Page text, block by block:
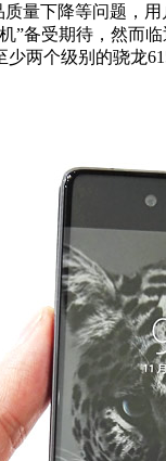
量下降等问题，
备受期待，然而
两个级别的骁龙